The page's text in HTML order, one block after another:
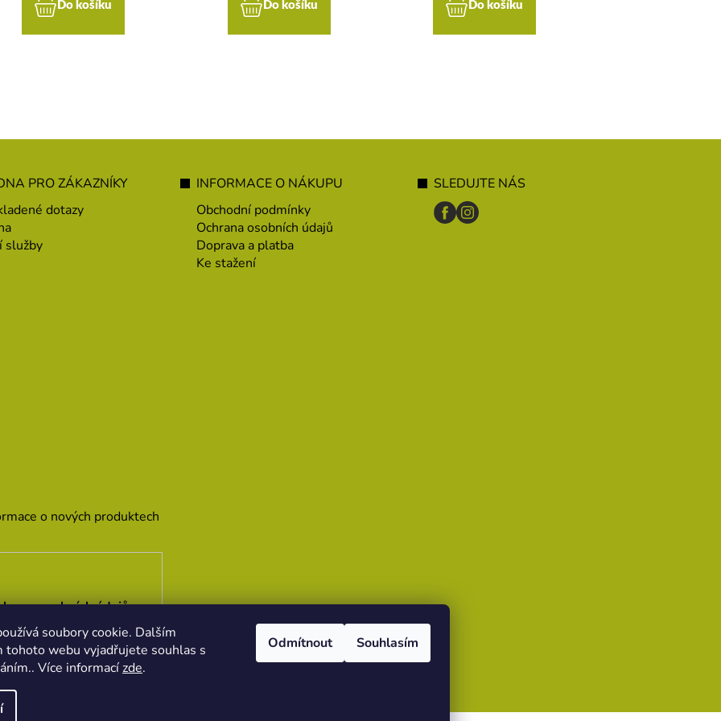
soubory cookie. Dalším
tohoto webu vyjadřujete souhlas s
Více informacízde.
Odmítnout Souhlasím
Do košíku Do košíku Do košíku
PRO ZÁKAZNÍKY
dotazy
služby
INFORMACE O NÁKUPU
Obchodní podmínky
Ochrana osobních údajů
Doprava a platba
Ke stažení
SLEDUJTE NÁS
o nových produktech
osobních údajů